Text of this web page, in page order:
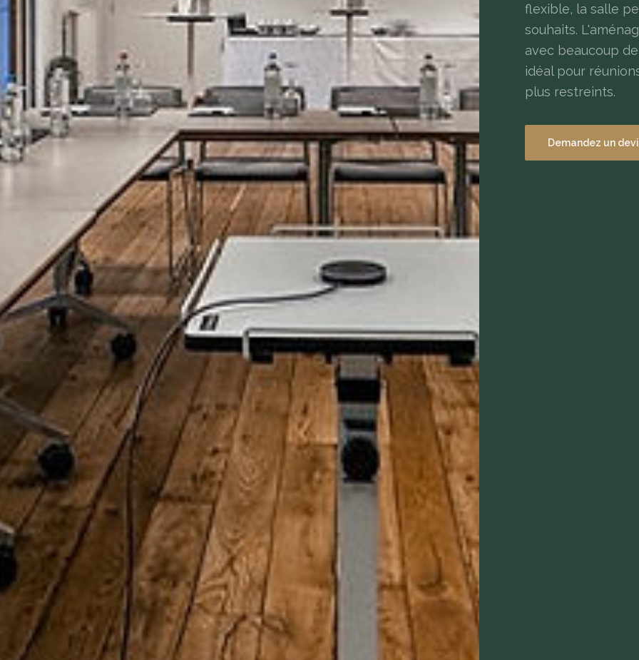
flexible, la salle
souhaits.
avec beaucoup
idéal pour
plus restreints.
Demandez un